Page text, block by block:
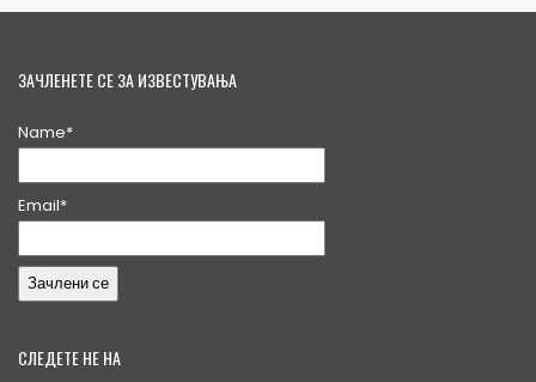
ЗАЧЛЕНЕТЕ СЕ ЗА ИЗВЕСТУВАЊА
Name*
Email*
СЛЕДЕТЕ НЕ НА